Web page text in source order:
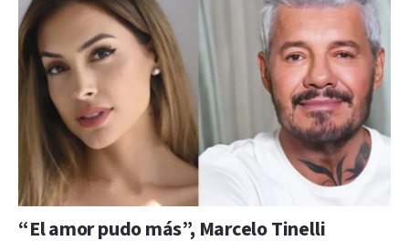
“El amor pudo más”, Marcelo Tinelli